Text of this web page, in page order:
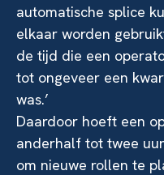
automatische splice
elkaar worden
de tijd die een
tot ongeveer een
was.’
Daardoor hoeft een
anderhalf tot twee
om nieuwe rollen te